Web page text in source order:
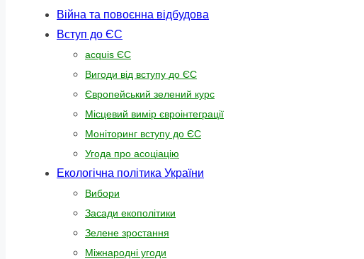
Війна та повоєнна відбудова
Вступ до ЄС
acquis ЄС
Вигоди від вступу до ЄС
Європейський зелений курс
Місцевий вимір євроінтеграції
Моніторинг вступу до ЄС
Угода про асоціацію
Екологічна політика України
Вибори
Засади екополітики
Зелене зростання
Міжнародні угоди